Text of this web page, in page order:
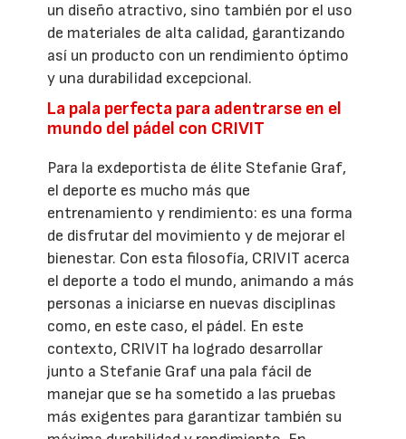
un diseño atractivo, sino también por el uso
de materiales de alta calidad, garantizando
así un producto con un rendimiento óptimo
y una durabilidad excepcional.
La pala perfecta para adentrarse en el
mundo del pádel con CRIVIT
Para la exdeportista de élite Stefanie Graf,
el deporte es mucho más que
entrenamiento y rendimiento: es una forma
de disfrutar del movimiento y de mejorar el
bienestar. Con esta filosofía, CRIVIT acerca
el deporte a todo el mundo, animando a más
personas a iniciarse en nuevas disciplinas
como, en este caso, el pádel. En este
contexto, CRIVIT ha logrado desarrollar
junto a Stefanie Graf una pala fácil de
manejar que se ha sometido a las pruebas
más exigentes para garantizar también su